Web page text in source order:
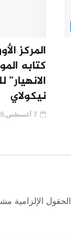
المركز
كتابه
نيكولاي
الحقول الإلزامية